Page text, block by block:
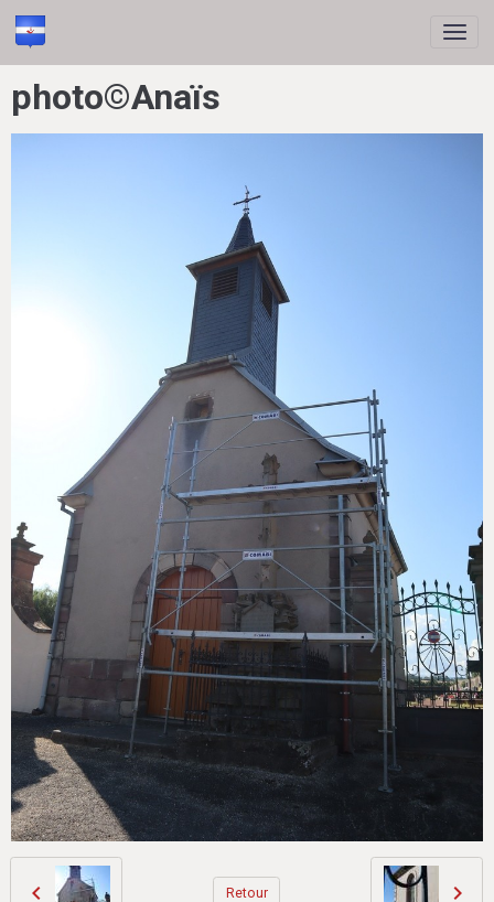
photo©Anaïs
Retour